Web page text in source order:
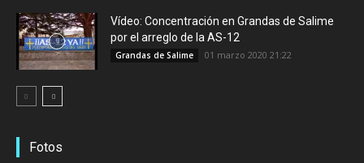
Vídeo: Concentración en Grandas de Salime
por el arreglo de la AS-12
Grandas de Salime 01 marzo 2020 21:22
Fotos